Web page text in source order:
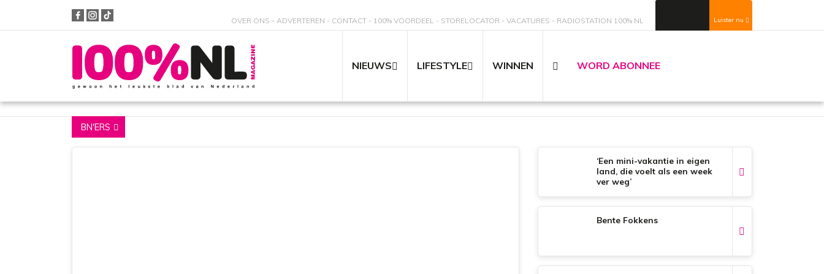
OVER ONS ADVERTEREN CONTACT 100% VOORDEEL STORELOCATOR VACATURES RADIOSTATION 100% NL Luister nu
NIEUWS LIFESTYLE WINNEN WORD ABONNEE
Zoeken
{{ result.post_title }}
BN'ERS
‘Een mini-vakantie in eigen
land, die voelt als een week
ver weg’
Bente Fokkens